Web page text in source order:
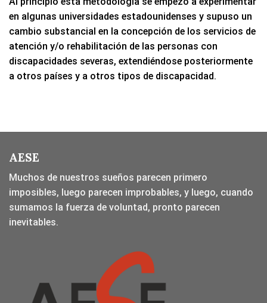
en algunas universidades estadounidenses y supuso un
cambio substancial en la concepción de los servicios de
atención y/o rehabilitación de las personas con
discapacidades severas, extendiéndose posteriormente
a otros países y a otros tipos de discapacidad.
AESE
Muchos de nuestros sueños parecen primero
imposibles, luego parecen improbables, y luego, cuando
sumamos la fuerza de voluntad, pronto parecen
inevitables.